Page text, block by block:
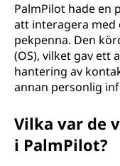
PalmPilot hade en
att interagera med
pekpenna. Den
(OS), vilket gav ett
hantering av
annan personlig
Vilka var de
i PalmPilot?